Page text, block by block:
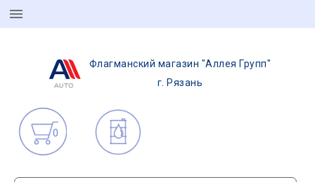
Флагманский магазин "Аллея Групп"
г. Рязань
0